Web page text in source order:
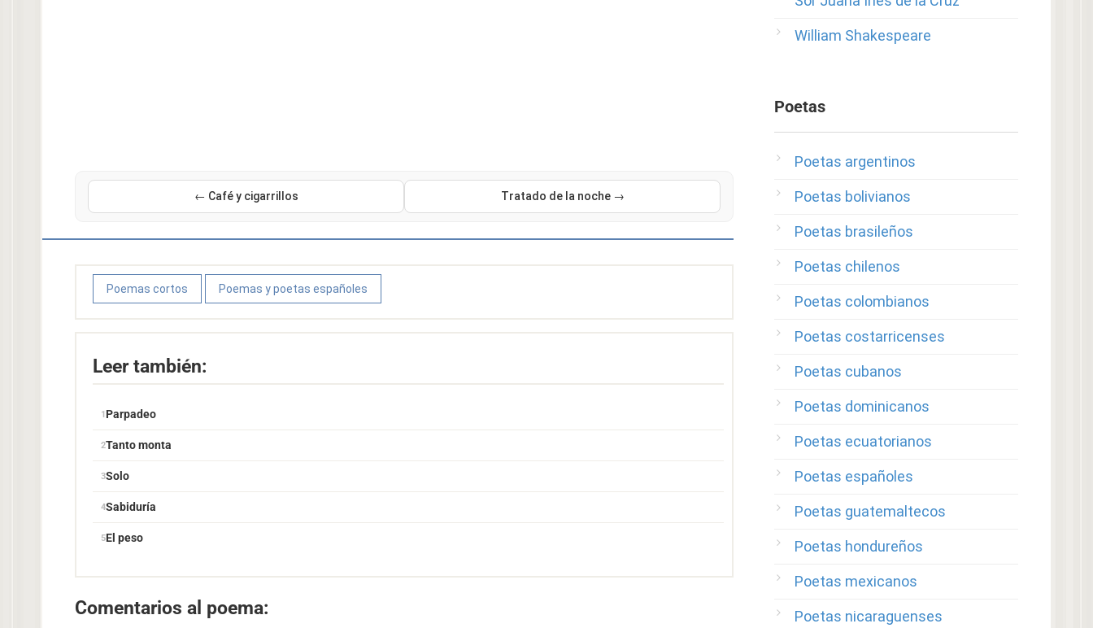
← Café y cigarrillos Tratado de la noche →
Poemas cortos Poemas y poetas españoles
Leer también:
Parpadeo
Tanto monta
Solo
Sabiduría
El peso
Comentarios al poema:
William Shakespeare
Poetas
Poetas argentinos
Poetas bolivianos
Poetas brasileños
Poetas chilenos
Poetas colombianos
Poetas costarricenses
Poetas cubanos
Poetas dominicanos
Poetas ecuatorianos
Poetas españoles
Poetas guatemaltecos
Poetas hondureños
Poetas mexicanos
Poetas nicaraguenses